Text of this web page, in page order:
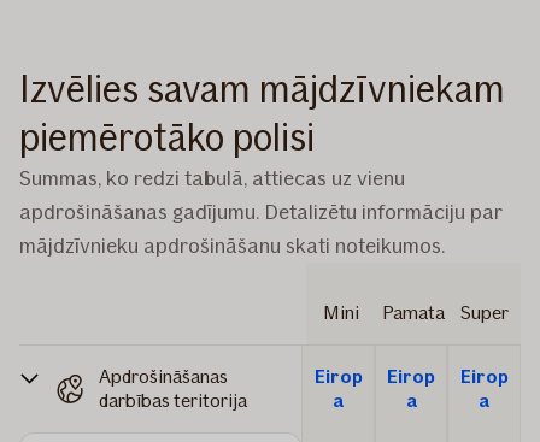
Izvēlies savam mājdzīvniekam
piemērotāko polisi
Summas, ko redzi tabulā, attiecas uz vienu
apdrošināšanas gadījumu. Detalizētu informāciju par
mājdzīvnieku apdrošināšanu skati noteikumos.
Mini Pamata Super
Apdrošināšanas
darbības teritorija
Eirop
a
Eirop
a
Eirop
a